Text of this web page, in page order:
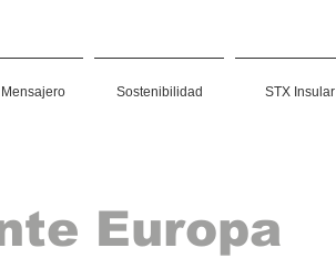
Sostenibilidad STX Insular
Europa